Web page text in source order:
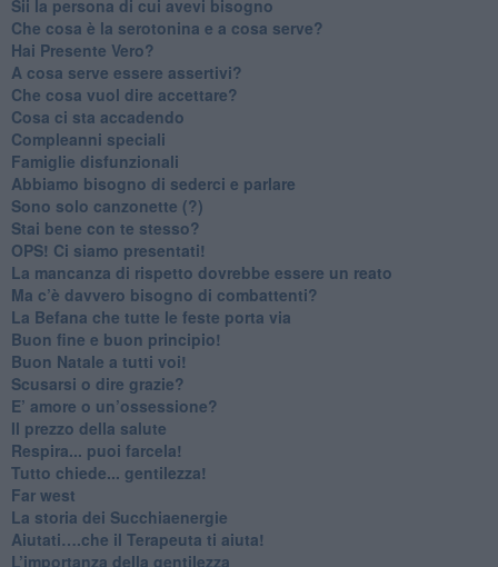
​Sii la persona di cui avevi bisogno
Che cosa è la serotonina e a cosa serve?
​Hai Presente Vero?
A cosa serve essere assertivi?
​Che cosa vuol dire accettare?
​Cosa ci sta accadendo
​Compleanni speciali
​Famiglie disfunzionali
​Abbiamo bisogno di sederci e parlare
Sono solo canzonette (?)
​Stai bene con te stesso?
​OPS! Ci siamo presentati!
​La mancanza di rispetto dovrebbe essere un reato
​Ma c’è davvero bisogno di combattenti?
​La Befana che tutte le feste porta via
Buon fine e buon principio!
​Buon Natale a tutti voi!
​Scusarsi o dire grazie?
​E’ amore o un’ossessione?
​Il prezzo della salute
​Respira... puoi farcela!
​Tutto chiede... gentilezza!
​Far west
​La storia dei Succhiaenergie
​Aiutati….che il Terapeuta ti aiuta!
​L’importanza della gentilezza